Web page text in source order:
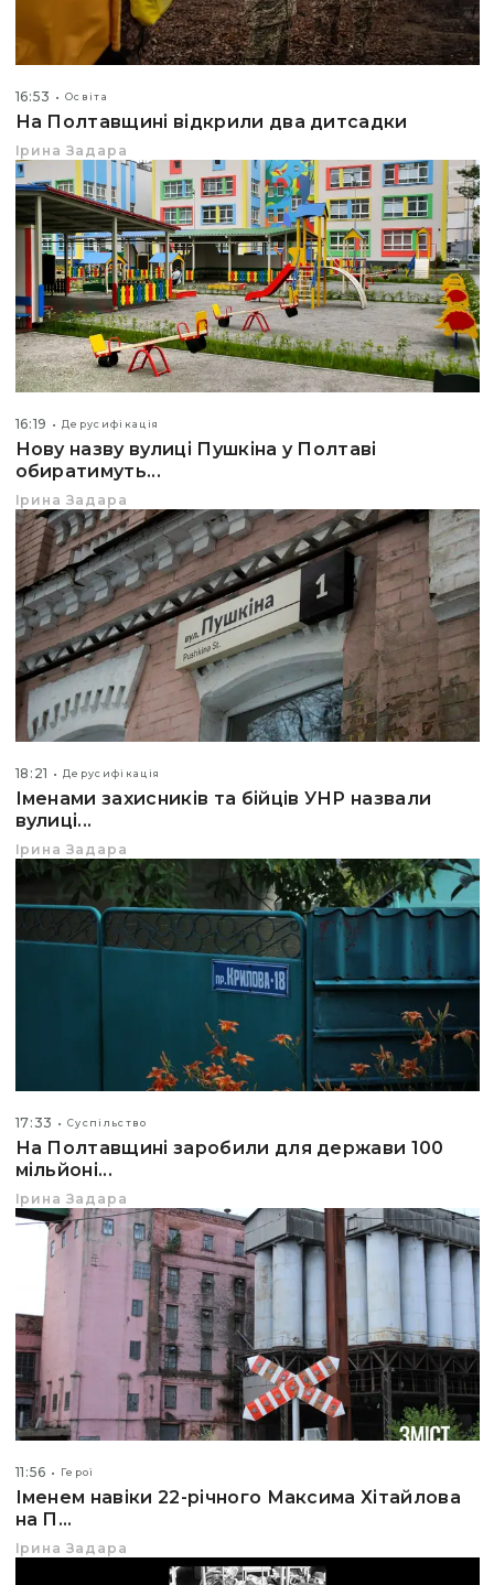
16:53 Освіта
На Полтавщині відкрили два дитсадки
Ірина Задара
16:19 Дерусифікація
Нову назву вулиці Пушкіна у Полтаві
обиратимуть...
Ірина Задара
18:21 Дерусифікація
Іменами захисників та бійців УНР назвали
вулиці...
Ірина Задара
17:33 Суспільство
На Полтавщині заробили для держави 100
мільйоні...
Ірина Задара
11:56 Герої
Іменем навіки 22-річного Максима Хітайлова
на П...
Ірина Задара